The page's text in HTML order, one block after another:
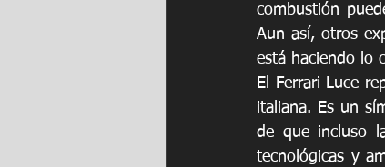
combustión
Aun así, otros
está haciendo lo
El Ferrari Luce
italiana. Es un
de que incluso
tecnológicas y